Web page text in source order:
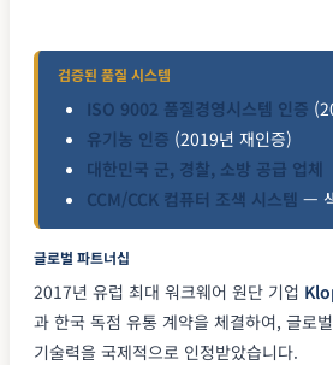
검증된 품질 시스템
ISO 9002 품질경영시스템 인증
유기농 인증 (2019년 재인증)
대한민국 군, 경찰, 소방 공급 업체
CCM/CCK 컴퓨터 조색 시스템 —
글로벌 파트너십
2017년 유럽 최대 워크웨어 원단 기업
과 한국 독점 유통 계약을 체결하여, 글로
기술력을 국제적으로 인정받았습니다.